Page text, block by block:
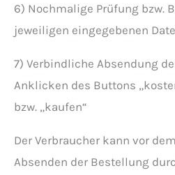
6) Nochmalige Prüfung bzw.
jeweiligen eingegebenen
7) Verbindliche Absendung
Anklicken des Buttons
bzw. „kaufen“
Der Verbraucher kann vor
Absenden der Bestellung